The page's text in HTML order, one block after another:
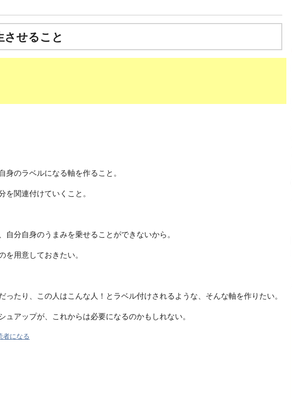
させること
身のラベルになる軸を作ること。
関連付けていくこと。
自分自身のうまみを乗せることができないから。
用意しておきたい。
ったり、この人はこんな人！とラベル付けされるような、そんな軸を作りたい。
ュアップが、これからは必要になるのかもしれない。
者になる